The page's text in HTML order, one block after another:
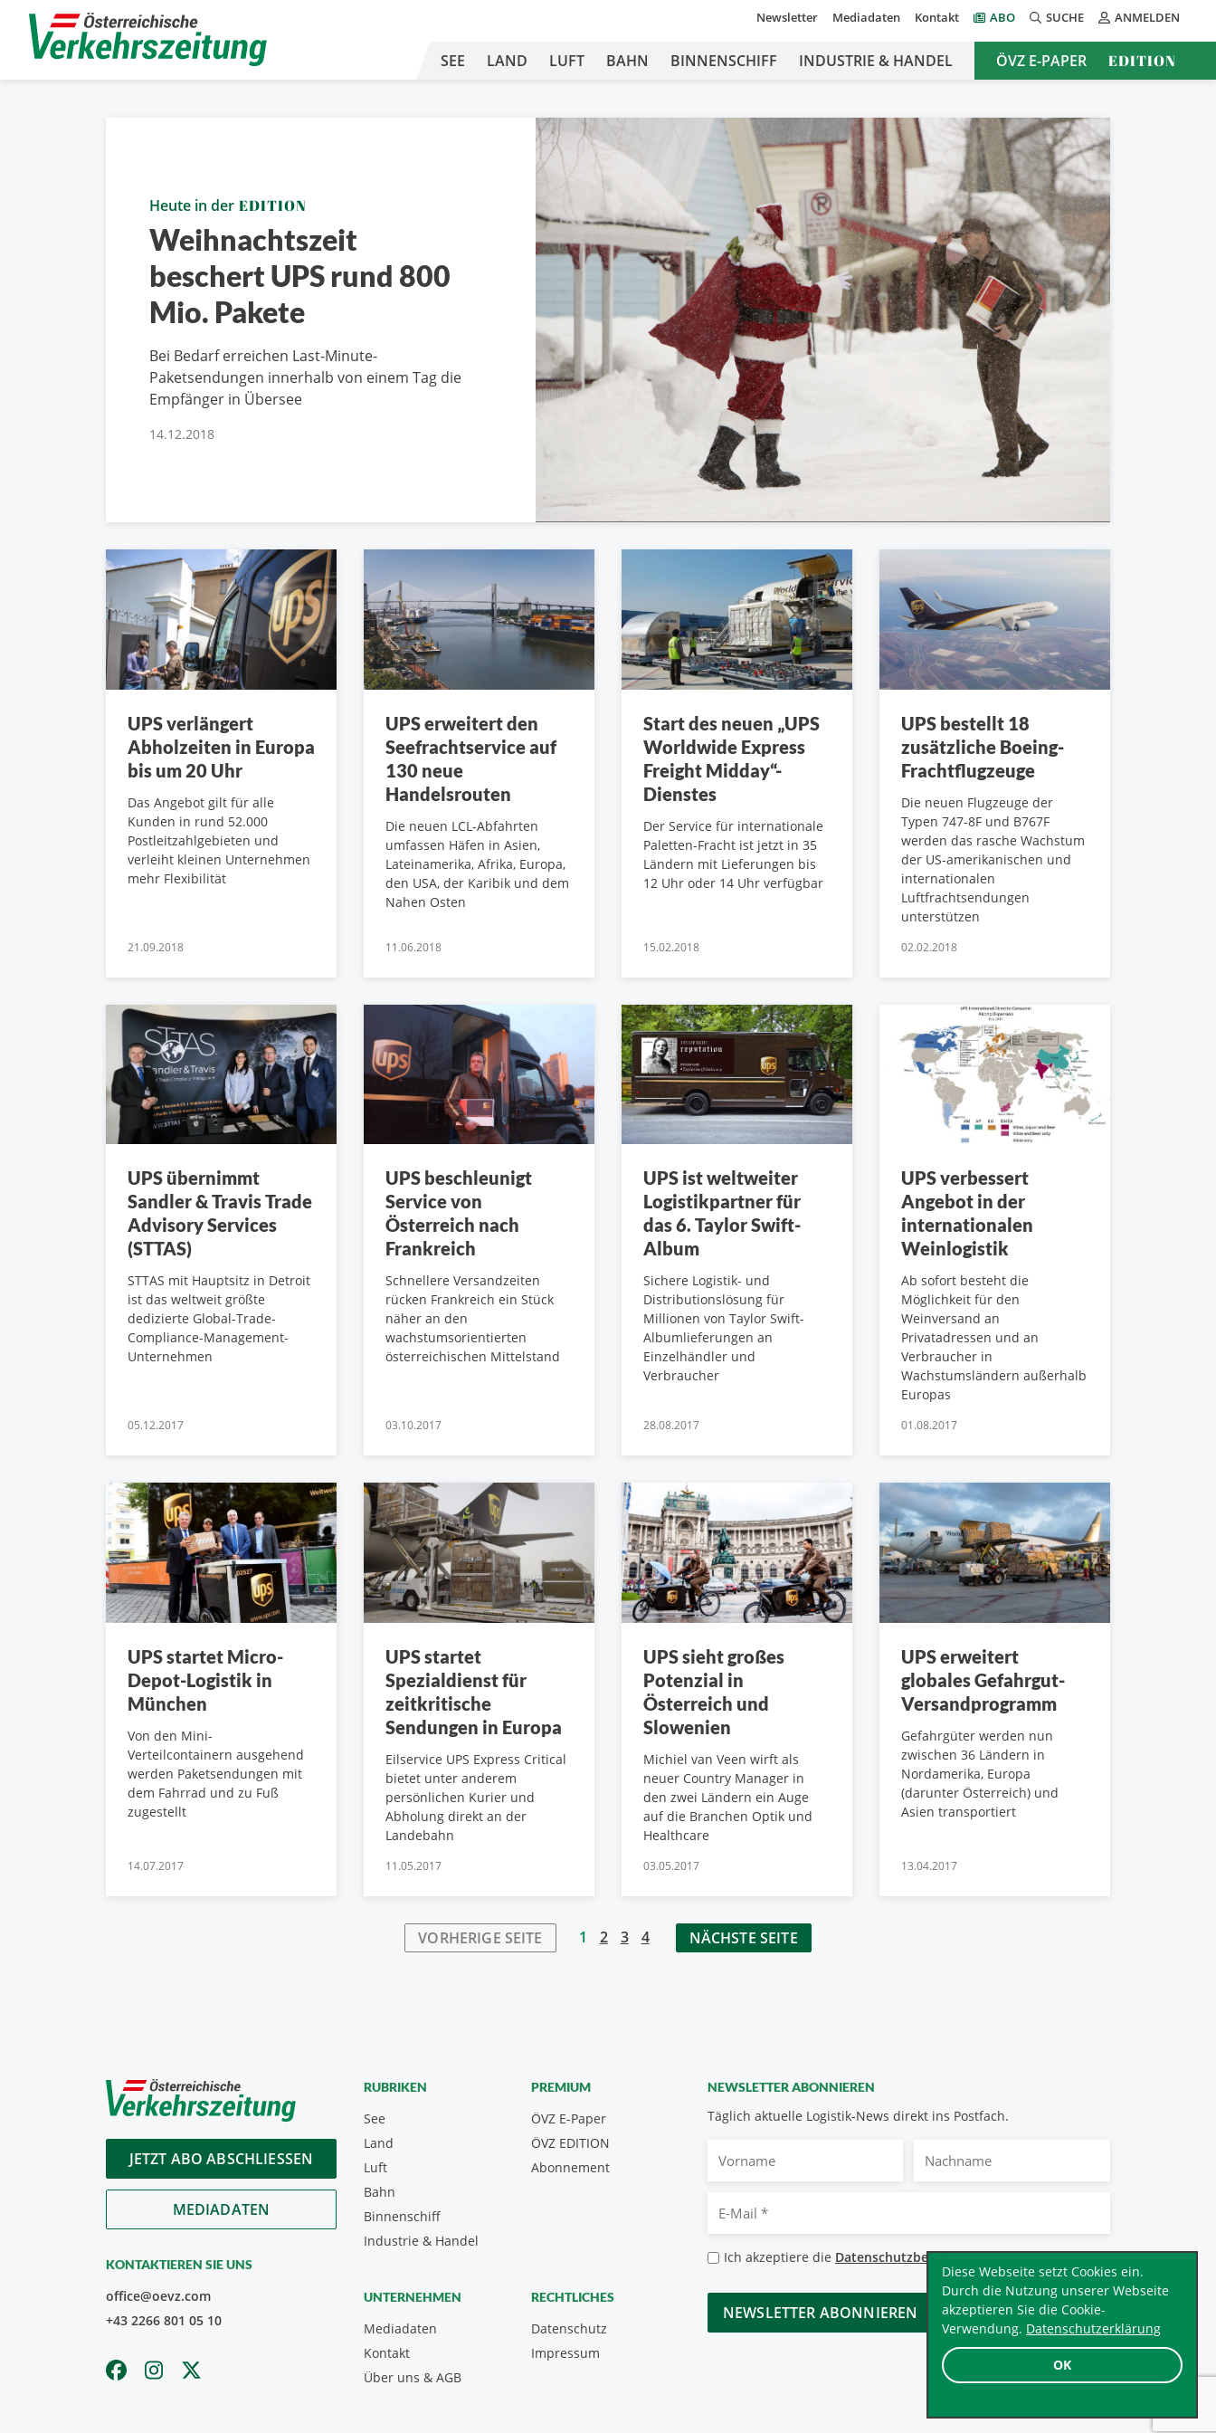
OK
Diese Webseite setzt Cookies ein.
Durch die Nutzung unserer Webseite
akzeptieren Sie die Cookie-
Verwendung. Datenschutzerklärung
Newsletter Mediadaten Kontakt ABO SUCHE ANMELDEN
SEE LAND LUFT BAHN BINNENSCHIFF INDUSTRIE & HANDEL ÖVZ E-PAPER EDITION
Heute in der EDITION
Weihnachtszeit
beschert UPS rund 800
Mio. Pakete
Bei Bedarf erreichen Last-Minute-
Paketsendungen innerhalb von einem Tag die
Empfänger in Übersee
14.12.2018
UPS verlängert
Abholzeiten in Europa
bis um 20 Uhr
Das Angebot gilt für alle
Kunden in rund 52.000
Postleitzahlgebieten und
verleiht kleinen Unternehmen
mehr Flexibilität
21.09.2018
UPS erweitert den
Seefrachtservice auf
130 neue
Handelsrouten
Die neuen LCL-Abfahrten
umfassen Häfen in Asien,
Lateinamerika, Afrika, Europa,
den USA, der Karibik und dem
Nahen Osten
11.06.2018
Start des neuen „UPS
Worldwide Express
Freight Midday“-
Dienstes
Der Service für internationale
Paletten-Fracht ist jetzt in 35
Ländern mit Lieferungen bis
12 Uhr oder 14 Uhr verfügbar
15.02.2018
UPS bestellt 18
zusätzliche Boeing-
Frachtflugzeuge
Die neuen Flugzeuge der
Typen 747-8F und B767F
werden das rasche Wachstum
der US-amerikanischen und
internationalen
Luftfrachtsendungen
unterstützen
02.02.2018
UPS übernimmt
Sandler & Travis Trade
Advisory Services
(STTAS)
STTAS mit Hauptsitz in Detroit
ist das weltweit größte
dedizierte Global-Trade-
Compliance-Management-
Unternehmen
05.12.2017
UPS beschleunigt
Service von
Österreich nach
Frankreich
Schnellere Versandzeiten
rücken Frankreich ein Stück
näher an den
wachstumsorientierten
österreichischen Mittelstand
03.10.2017
UPS ist weltweiter
Logistikpartner für
das 6. Taylor Swift-
Album
Sichere Logistik- und
Distributionslösung für
Millionen von Taylor Swift-
Albumlieferungen an
Einzelhändler und
Verbraucher
28.08.2017
UPS verbessert
Angebot in der
internationalen
Weinlogistik
Ab sofort besteht die
Möglichkeit für den
Weinversand an
Privatadressen und an
Verbraucher in
Wachstumsländern außerhalb
Europas
01.08.2017
UPS startet Micro-
Depot-Logistik in
München
Von den Mini-
Verteilcontainern ausgehend
werden Paketsendungen mit
dem Fahrrad und zu Fuß
zugestellt
14.07.2017
UPS startet
Spezialdienst für
zeitkritische
Sendungen in Europa
Eilservice UPS Express Critical
bietet unter anderem
persönlichen Kurier und
Abholung direkt an der
Landebahn
11.05.2017
UPS sieht großes
Potenzial in
Österreich und
Slowenien
Michiel van Veen wirft als
neuer Country Manager in
den zwei Ländern ein Auge
auf die Branchen Optik und
Healthcare
03.05.2017
UPS erweitert
globales Gefahrgut-
Versandprogramm
Gefahrgüter werden nun
zwischen 36 Ländern in
Nordamerika, Europa
(darunter Österreich) und
Asien transportiert
13.04.2017
VORHERIGE SEITE 1 2 3 4 NÄCHSTE SEITE
JETZT ABO ABSCHLIESSEN
MEDIADATEN
KONTAKTIEREN SIE UNS
office@oevz.com
+43 2266 801 05 10
NEWSLETTER ABONNIEREN
Täglich aktuelle Logistik-News direkt ins Postfach.
Mail
Datenschutzbestimmungen
Ich akzeptiere die Datenschutzbestimmungen.*
CAPTCHA
RUBRIKEN
See
Land
Luft
Bahn
Binnenschiff
Industrie & Handel
PREMIUM
ÖVZ E-Paper
Abonnement
ÖVZ EDITION
UNTERNEHMEN
Mediadaten
Kontakt
Über uns & AGB
RECHTLICHES
Datenschutz
Impressum